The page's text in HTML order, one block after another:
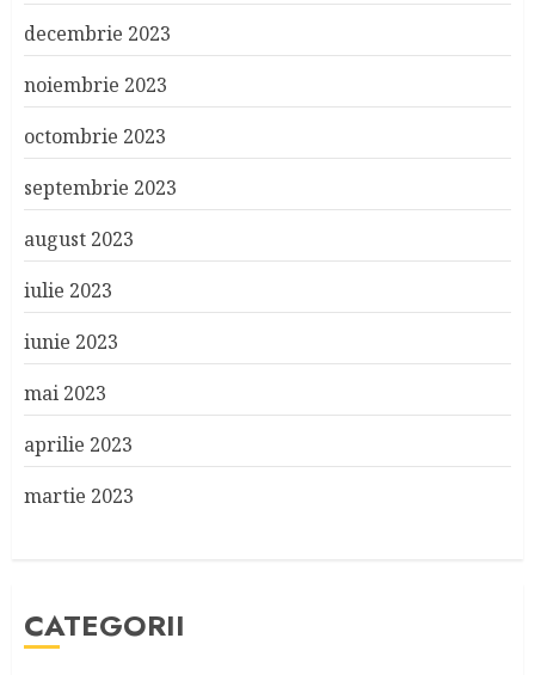
decembrie 2023
noiembrie 2023
octombrie 2023
septembrie 2023
august 2023
iulie 2023
iunie 2023
mai 2023
aprilie 2023
martie 2023
CATEGORII